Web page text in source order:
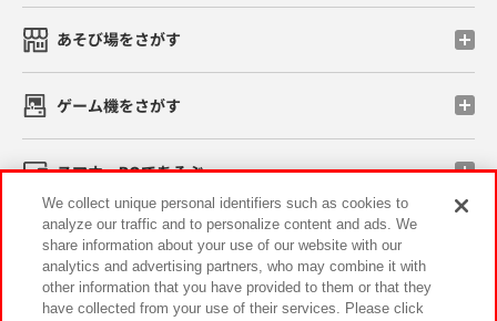
あそび場をさがす
ゲーム機をさがす
スマホ・PCであそぶ
イベント・キャンペーン
We collect unique personal identifiers such as cookies to
analyze our traffic and to personalize content and ads. We
share information about your use of our website with our
analytics and advertising partners, who may combine it with
other information that you have provided to them or that they
have collected from your use of their services. Please click